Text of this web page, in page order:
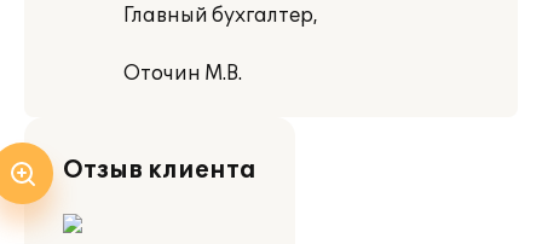
Главный бухгалтер,
Оточин М.В.
Отзыв клиента